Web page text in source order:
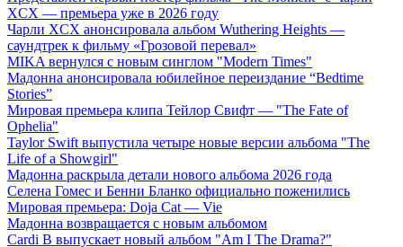
XCX — премьера уже в 2026 году
Чарли XCX анонсировала альбом Wuthering Heights —
саундтрек к фильму «Грозовой перевал»
MIKA вернулся с новым синглом "Modern Times"
Мадонна анонсировала юбилейное переиздание “Bedtime
Stories”
Мировая премьера клипа Тейлор Свифт — "The Fate of
Ophelia"
Taylor Swift выпустила четыре новые версии альбома "The
Life of a Showgirl"
Мадонна раскрыла детали нового альбома 2026 года
Селена Гомес и Бенни Бланко официально поженились
Мировая премьера: Doja Cat — Vie
Мадонна возвращается с новым альбомом
Cardi B выпускает новый альбом "Am I The Drama?"